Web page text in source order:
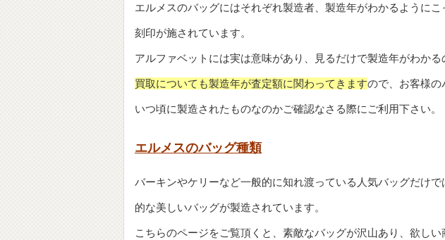
エルメスのバッグにはそれぞれ製造者、製造年がわかるようにこ
刻印が施されています。
アルファベットには実は意味があり、見るだけで製造年がわかる
買取についても製造年が査定額に関わってきますので、お客様の
いつ頃に製造されたものなのかご確認なさる際にご利用下さい。
エルメスのバッグ種類
バーキンやケリーなど一般的に知れ渡っている人気バッグだけ
的な美しいバッグが製造されています。
こちらのページをご覧頂くと、素敵なバッグが沢山あり、欲し